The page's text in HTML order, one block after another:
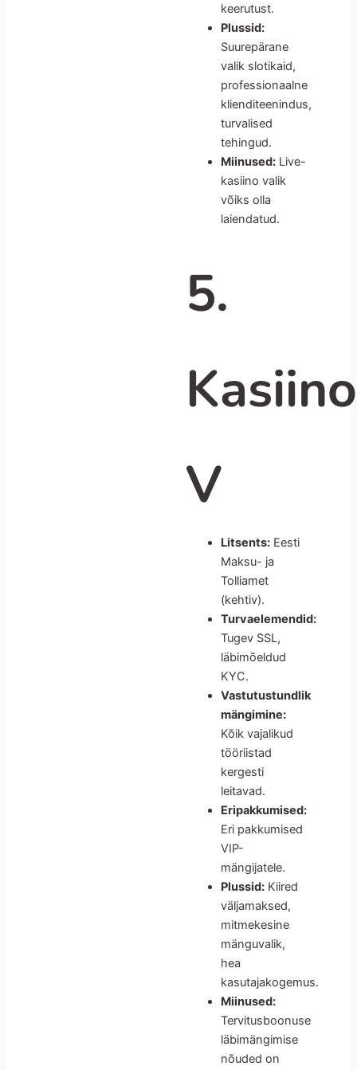
keerutust.
Plussid:
Suurepärane
valik slotikaid,
professionaalne
klienditeenindus,
turvalised
tehingud.
Miinused: Live-
kasiino valik
võiks olla
laiendatud.
5.
Kasiino
V
Litsents: Eesti
Maksu- ja
Tolliamet
(kehtiv).
Turvaelemendid:
Tugev SSL,
läbimõeldud
KYC.
Vastutustundlik
mängimine:
Kõik vajalikud
tööriistad
kergesti
leitavad.
Eripakkumised:
Eri pakkumised
VIP-
mängijatele.
Plussid: Kiired
väljamaksed,
mitmekesine
mänguvalik,
hea
kasutajakogemus.
Miinused:
Tervitusboonuse
läbimängimise
nõuded on